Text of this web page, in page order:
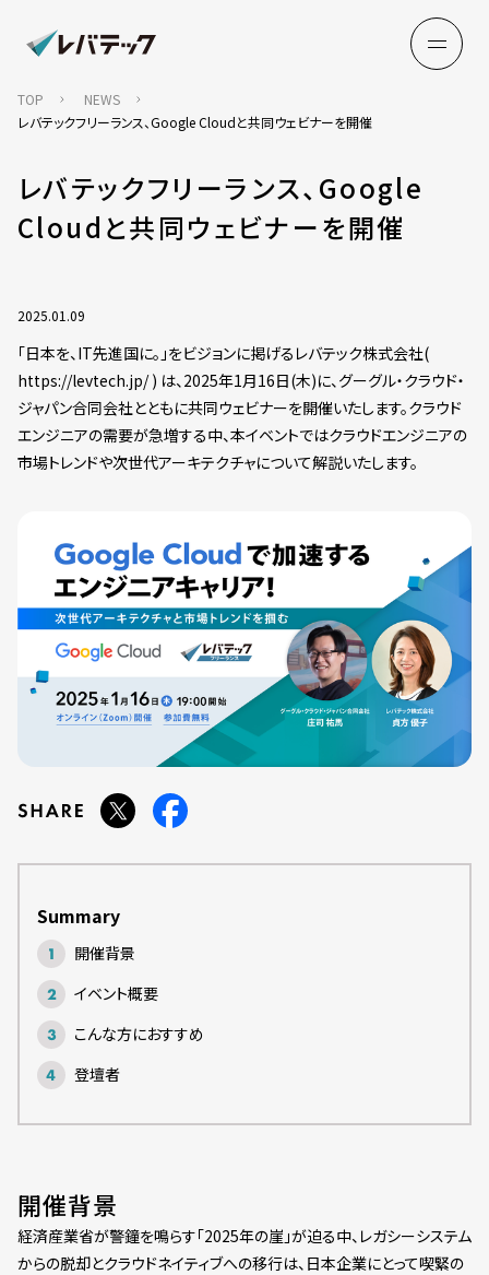
TOP
NEWS
レバテックフリーランス、Google Cloudと共同ウェビナーを開催
レバテックフリーランス、Google
Cloudと共同ウェビナーを開催
2025.01.09
「日本を、IT先進国に。」をビジョンに掲げるレバテック株式会社(
https://levtech.jp/ ) は、2025年1月16日(木)に、グーグル・クラウド・
ジャパン合同会社とともに共同ウェビナーを開催いたします。クラウド
エンジニアの需要が急増する中、本イベントではクラウドエンジニアの
市場トレンドや次世代アーキテクチャについて解説いたします。
Summary
開催背景
イベント概要
こんな方におすすめ
登壇者
開催背景
経済産業省が警鐘を鳴らす「2025年の崖」が迫る中、レガシーシステム
からの脱却とクラウドネイティブへの移行は、日本企業にとって喫緊の